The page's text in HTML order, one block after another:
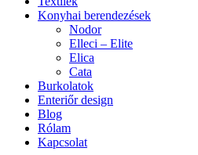
Konyhai berendezések
Nodor
Elleci – Elite
Elica
Cata
Burkolatok
Enteriőr design
Blog
Rólam
Kapcsolat